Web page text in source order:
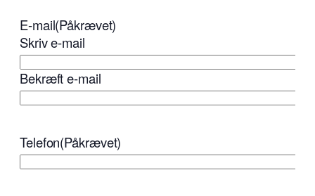
E-mail(Påkrævet)
Skriv e-mail
Bekræft e-mail
Telefon(Påkrævet)